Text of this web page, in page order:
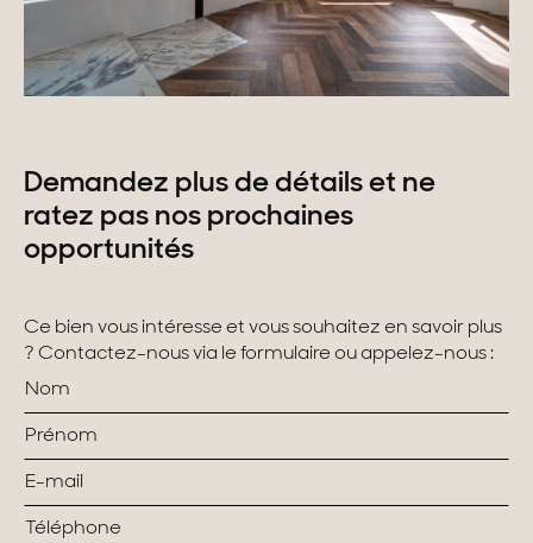
Demandez plus de détails et ne
ratez pas nos prochaines
opportunités
Ce bien vous intéresse et vous souhaitez en savoir plus
? Contactez-nous via le formulaire ou appelez-nous :